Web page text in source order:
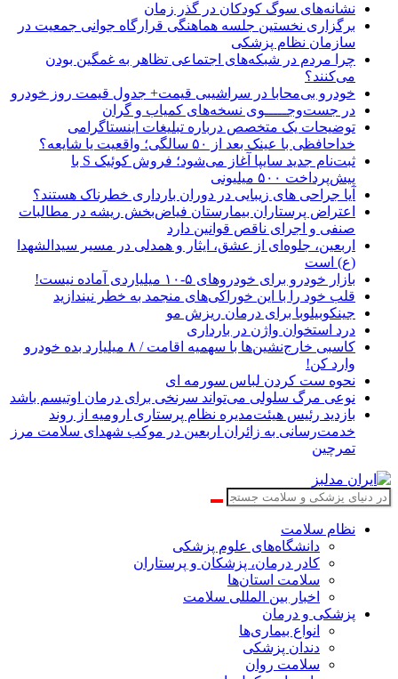
نشانه‌های سوگ کودکان در گذر زمان
برگزاری نخستین جلسه هماهنگی قرارگاه جوانی جمعیت در
سازمان نظام پزشکی
چرا مردم در شبکه‌های اجتماعی تظاهر به غمگین بودن
می‌کنند؟
خودرو بی‌محابا در سراشیبی قیمت+ جدول قیمت روز خودرو
در جست‌وجـــــوی نسخه‌های کمیاب و گران
توضیحات یک متخصص درباره تبلیغات اینستاگرامی
خداحافظی با عینک بعد از ۵۰ سالگی؛ واقعیت یا شایعه؟
ثبت‌نام جدید سایپا آغاز می‌شود؛ فروش کوئیک S با
پیش‌پرداخت ۵۰۰ میلیونی
آیا جراحی های زیبایی در دوران بارداری خطرناک هستند؟
اعتراض پرستاران بیمارستان فیاض‌بخش ریشه در مطالبات
صنفی و اجرای ناقص قوانین دارد
اربعین، جلوه‌ای از عشق، ایثار و همدلی در مسیر سیدالشهدا
(ع) است
بازار خودرو برای خودروهای ۵-۱۰ میلیاردی آماده نیست!
قلب خود را با این خوراکی‌های منجمد به خطر نیندازید
جینکوبیلوبا برای درمان ریزش مو
درد استخوان واژن در بارداری
کاسبی خارج‌نشین‌ها با سهمیه اقامت / ۸ میلیارد بده خودرو
وارد کن!
نحوه ست کردن لباس سورمه ای
نوعی مرگ سلولی می‌تواند سرنخی برای درمان اوتیسم باشد
بازدید رئیس هیئت‌مدیره نظام پرستاری ارومیه از روند
خدمت‌رسانی به زائران اربعین در موکب شهدای سلامت مرز
تمرچین
نظام سلامت
دانشگاه‌های علوم پزشکی
کادر درمان، پزشکان و پرستاران
سلامت استان‌ها
اخبار بین المللی سلامت
پزشکی و درمان
انواع بیماری‌ها
دندان پزشکی
سلامت روان